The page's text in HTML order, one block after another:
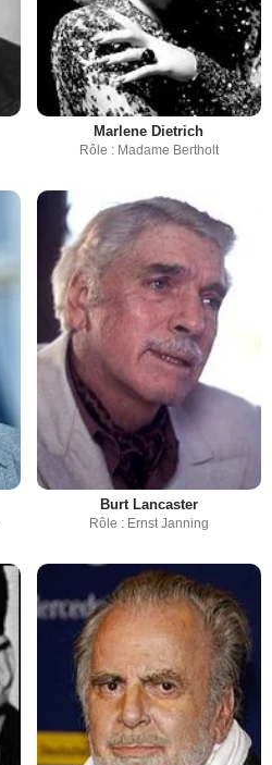
Marlene Dietrich
Rôle : Madame Bertholt
Burt Lancaster
Rôle : Ernst Janning